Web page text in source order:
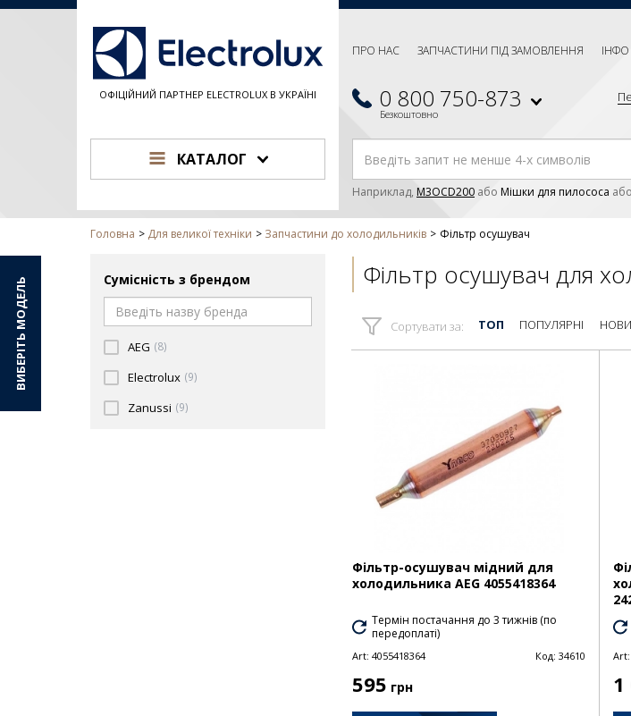
ОФІЦІЙНИЙ ПАРТНЕР ELECTROLUX В УКРАЇНІ
ПРО НАС ЗАПЧАСТИНИ ПІД ЗАМОВЛЕННЯ ІНФО
0 800 750-873
Безкоштовно
КАТАЛОГ
Наприклад, M3OCD200 або Мішки для пилососа або
Головна Для великої техніки Запчастини до холодильників Фільтр осушувач
Сумісність з брендом
AEG (8)
Electrolux (9)
Zanussi (9)
Фільтр осушувач для
Сортувати за: ТОП ПОПУЛЯРНІ
Фільтр-осушувач мідний для
холодильника AEG 4055418364
Термін постачання до 3 тижнів (по
передоплаті)
Art: 4055418364 Код: 34610
595 грн
Art:
1
ВИБЕРІТЬ МОДЕЛЬ